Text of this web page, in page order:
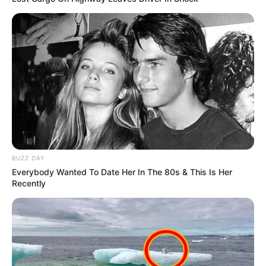
BUZZ DAY
Everybody Wanted To Date Her In The 80s & This Is Her
Recently